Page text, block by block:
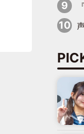
『
声優